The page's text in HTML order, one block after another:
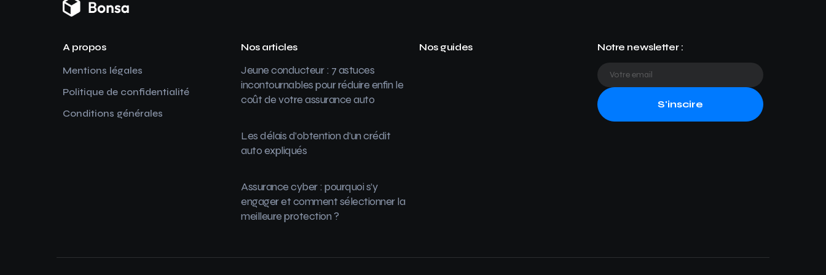
A propos
Mentions légales
Politique de confidentialité
Conditions générales
Nos articles
Jeune conducteur : 7 astuces
incontournables pour réduire enfin le
coût de votre assurance auto
Les délais d’obtention d’un crédit
auto expliqués
Assurance cyber : pourquoi s’y
engager et comment sélectionner la
meilleure protection ?
Nos guides Notre newsletter :
S'inscire